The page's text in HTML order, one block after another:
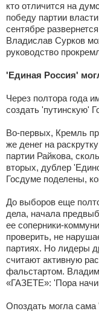
кто отличится на
победу партии
сентябре
Владислав Сурков
руководство
'Единая Россия'
Через полтора года
создать 'путинскую'
Во-первых, Кремль
же денег на
партии Райкова,
вторых, дублер
Госдуме поделены,
До выборов еще
дела, начала
ее соперники-
проверить, не
партиях. Но лидеры
считают активную
фальстартом.
«ГАЗЕТЕ»: 'Пора
Опоздать могла сама